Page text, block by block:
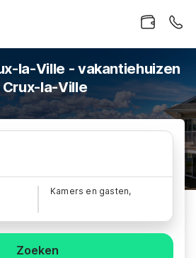
la-Ville - vakantiehuizen
Crux-la-Ville
Kamers en gasten,
Zoeken